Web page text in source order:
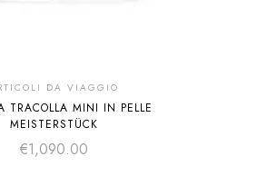
DA VIAGGIO
TRACOLLA MINI IN PELLE
MEISTERSTÜCK
€1,090.00